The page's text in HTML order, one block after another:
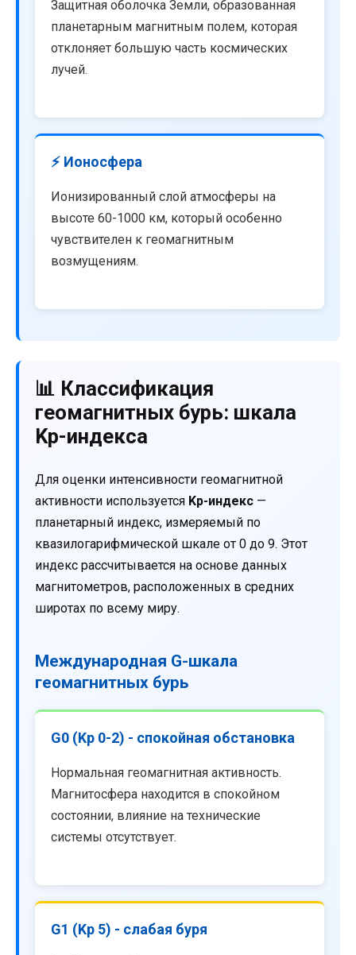
Защитная оболочка Земли, образованная
планетарным магнитным полем, которая
отклоняет большую часть космических
лучей.
⚡ Ионосфера
Ионизированный слой атмосферы на
высоте 60-1000 км, который особенно
чувствителен к геомагнитным
возмущениям.
📊 Классификация
геомагнитных бурь: шкала
Kp-индекса
Для оценки интенсивности геомагнитной
активности используется Kp-индекс —
планетарный индекс, измеряемый по
квазилогарифмической шкале от 0 до 9. Этот
индекс рассчитывается на основе данных
магнитометров, расположенных в средних
широтах по всему миру.
Международная G-шкала
геомагнитных бурь
G0 (Kp 0-2) - спокойная обстановка
Нормальная геомагнитная активность.
Магнитосфера находится в спокойном
состоянии, влияние на технические
системы отсутствует.
G1 (Kp 5) - слабая буря